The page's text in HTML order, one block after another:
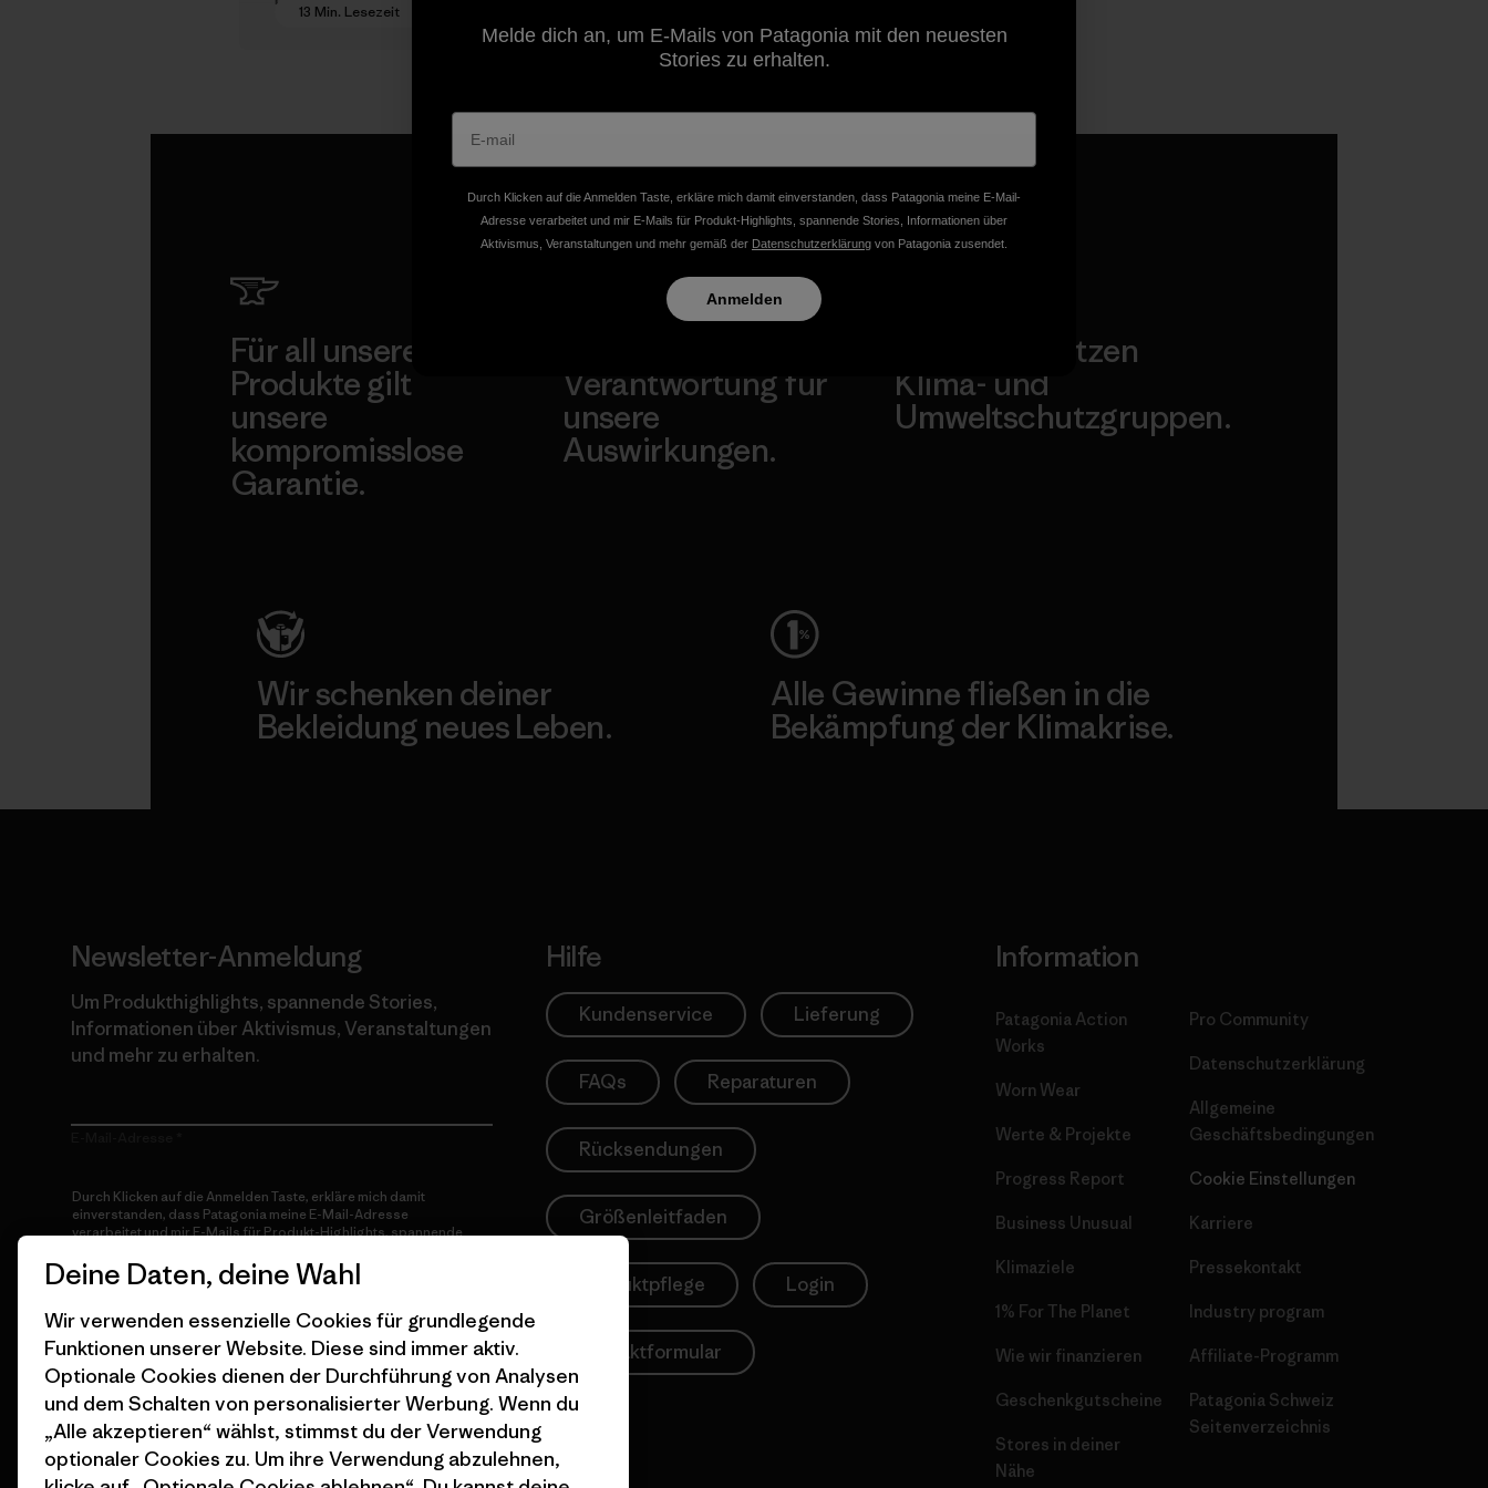
13 Min. Lesezeit Marine
Debris
Conference
…Words
Savage
Liz Clark
Für all unsere
Produkte gilt
unsere
kompromisslose
Garantie.
Verantwortung für
unsere
Auswirkungen.
Wir unterstützen
Klima- und
Umweltschutzgruppen.
Wir schenken deiner
Bekleidung neues Leben.
Alle Gewinne fließen in die
Bekämpfung der Klimakrise.
Newsletter-Anmeldung
Um Produkthighlights, spannende Stories,
Informationen über Aktivismus, Veranstaltungen
und mehr zu erhalten.
Durch Klicken auf die Anmelden Taste, erkläre mich damit
einverstanden, dass Patagonia meine E-Mail-Adresse
verarbeitet und mir E-Mails für Produkt-Highlights, spannende
mehr gemäß der Datenschutzerklärung von Patagonia zusendet.
Anmelden
Hilfe
Kundenservice Lieferung
FAQs Reparaturen
Rücksendungen
Größenleitfaden
Produktpflege Login
Kontaktformular
Information
Patagonia Action
Works
Worn Wear
Werte & Projekte
Progress Report
Business Unusual
Klimaziele
1% For The Planet
Wie wir finanzieren
Geschenkgutscheine
Stores in deiner
Nähe
Pro Community
Datenschutzerklärung
Allgemeine
Geschäftsbedingungen
Cookie Einstellungen
Karriere
Pressekontakt
Industry program
Affiliate-Programm
Patagonia Schweiz
Seitenverzeichnis
Deine Daten, deine Wahl
Wir verwenden essenzielle Cookies für grundlegende
Funktionen unserer Website. Diese sind immer aktiv.
Optionale Cookies dienen der Durchführung von Analysen
und dem Schalten von personalisierter Werbung. Wenn du
„Alle akzeptieren“ wählst, stimmst du der Verwendung
optionaler Cookies zu. Um ihre Verwendung abzulehnen,
Melde dich an, um E-Mails von Patagonia mit den neuesten
Stories zu erhalten.
Durch Klicken auf die Anmelden Taste, erkläre mich damit einverstanden, dass Patagonia meine E-Mail-
Adresse verarbeitet und mir E-Mails für Produkt-Highlights, spannende Stories, Informationen über
Aktivismus, Veranstaltungen und mehr gemäß der Datenschutzerklärung von Patagonia zusendet.
Anmelden